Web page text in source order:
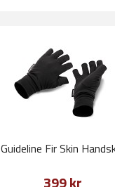
Guideline Fir Skin
399 kr